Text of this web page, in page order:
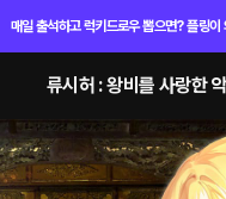
매일 출석하고 럭키드로우 뽑으면? 플링이
류시허 : 왕비를 사랑한